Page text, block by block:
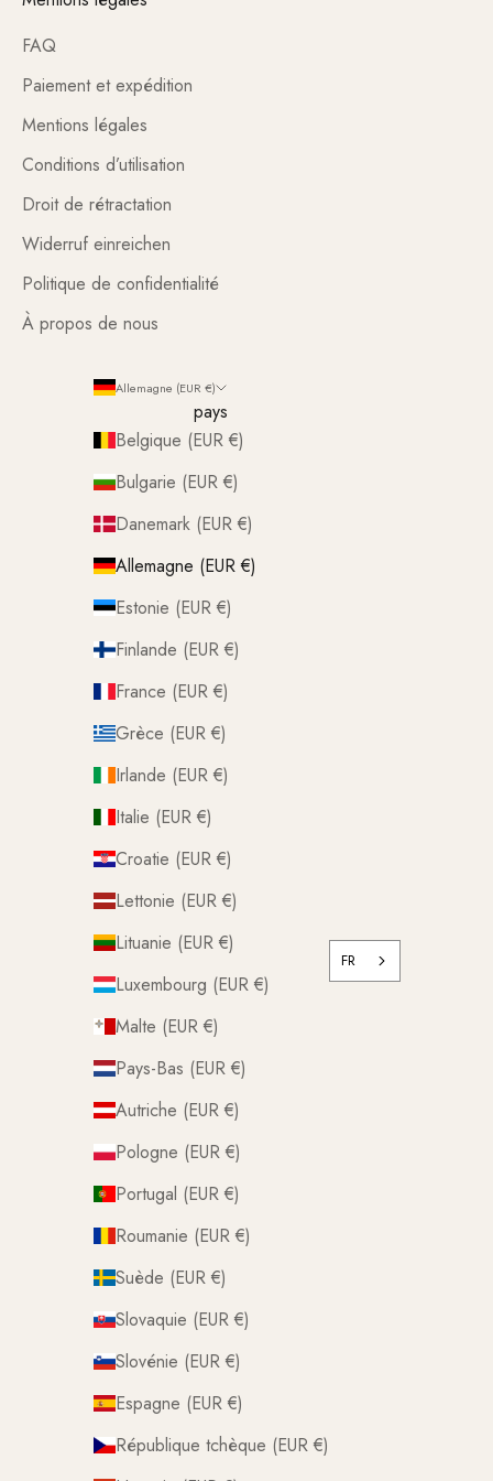
FAQ
Paiement et expédition
Mentions légales
Conditions d’utilisation
Droit de rétractation
Widerruf einreichen
Politique de confidentialité
À propos de nous
Allemagne (EUR €)
pays
Belgique (EUR €)
Bulgarie (EUR €)
Danemark (EUR €)
Allemagne (EUR €)
Estonie (EUR €)
Finlande (EUR €)
France (EUR €)
Grèce (EUR €)
Irlande (EUR €)
Italie (EUR €)
Croatie (EUR €)
Lettonie (EUR €)
Lituanie (EUR €)
Luxembourg (EUR €)
Malte (EUR €)
Pays-Bas (EUR €)
Autriche (EUR €)
Pologne (EUR €)
Portugal (EUR €)
Roumanie (EUR €)
Suède (EUR €)
Slovaquie (EUR €)
Slovénie (EUR €)
Espagne (EUR €)
République tchèque (EUR €)
FR